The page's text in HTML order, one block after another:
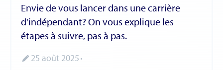
Envie de vous lancer dans une carrière
d'indépendant? On vous explique les
étapes à suivre, pas à pas.
25 août 2025